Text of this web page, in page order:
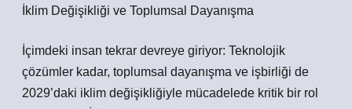
İklim Değişikliği ve Toplumsal Dayanışma
İçimdeki insan tekrar devreye giriyor: Teknolojik
çözümler kadar, toplumsal dayanışma ve işbirliği de
2029’daki iklim değişikliğiyle mücadelede kritik bir rol